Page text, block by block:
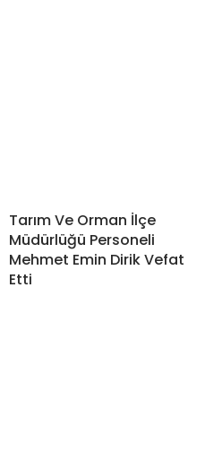
Tarım Ve Orman İlçe
Müdürlüğü Personeli
Mehmet Emin Dirik Vefat
Etti